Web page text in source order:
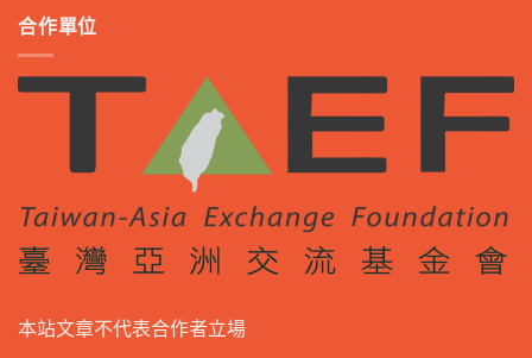
合作單位
本站文章不代表合作者立場